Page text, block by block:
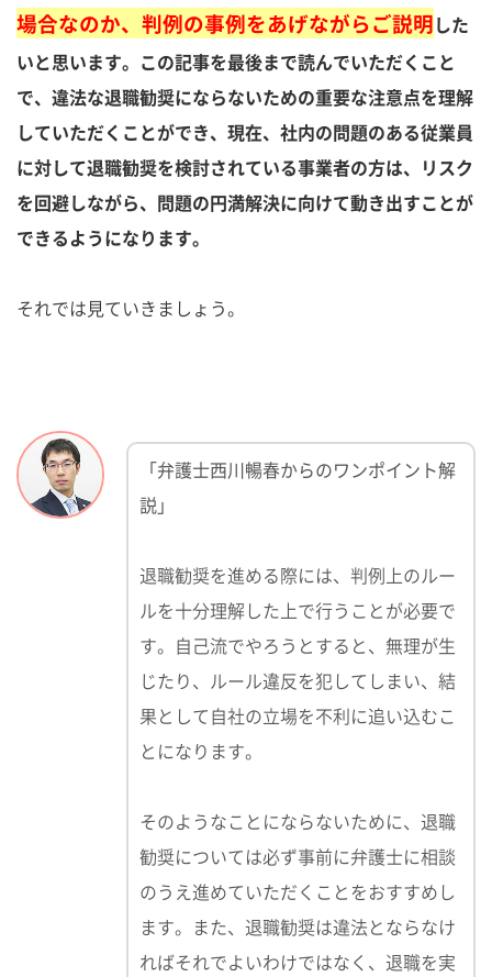
場合なのか、判例の事例をあげながらご説明した
いと思います。この記事を最後まで読んでいただくこと
で、違法な退職勧奨にならないための重要な注意点を理解
していただくことができ、現在、社内の問題のある従業員
に対して退職勧奨を検討されている事業者の方は、リスク
を回避しながら、問題の円満解決に向けて動き出すことが
できるようになります。
それでは見ていきましょう。
「弁護士西川暢春からのワンポイント解
説」
退職勧奨を進める際には、判例上のルー
ルを十分理解した上で行うことが必要で
す。自己流でやろうとすると、無理が生
じたり、ルール違反を犯してしまい、結
果として自社の立場を不利に追い込むこ
とになります。
そのようなことにならないために、退職
勧奨については必ず事前に弁護士に相談
のうえ進めていただくことをおすすめし
ます。また、退職勧奨は違法とならなけ
ればそれでよいわけではなく、退職を実